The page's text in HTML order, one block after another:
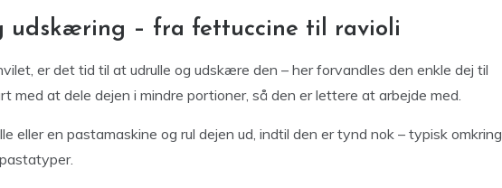
udskæring – fra fettuccine til ravioli
er det tid til at udrulle og udskære den – her forvandles den enkle dej til
med at dele dejen i mindre portioner, så den er lettere at arbejde med.
eller en pastamaskine og rul dejen ud, indtil den er tynd nok – typisk omkring